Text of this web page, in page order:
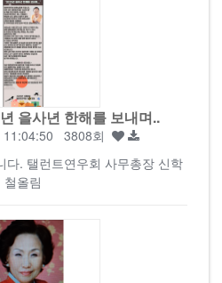
을사년 한해를 보내며..
3808회
다. 탤런트연우회 사무총장 신학
철올림